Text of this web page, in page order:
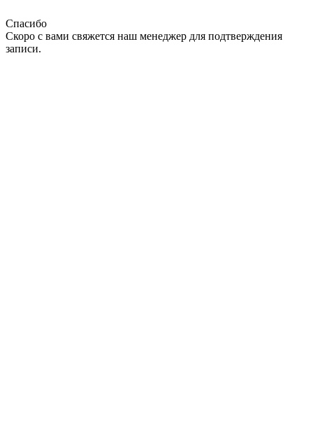
Спасибо
Скоро с вами свяжется наш менеджер для подтверждения
записи.